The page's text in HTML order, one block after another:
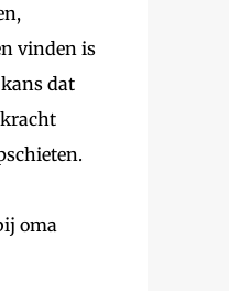
vinden is
dat
oma